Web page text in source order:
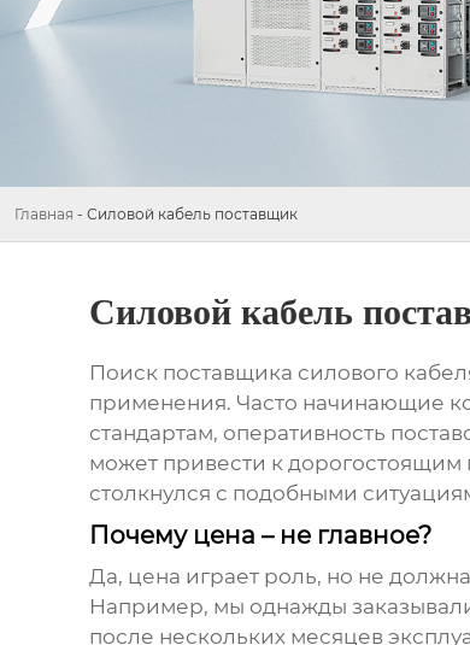
Главная - Силовой кабель поставщик
Силовой кабель
Поиск поставщика силового
применения. Часто начинающие
стандартам, оперативность
может привести к дорогостоящим
столкнулся с подобными
Почему цена – не главное?
Да, цена играет роль, но не
Например, мы однажды
после нескольких месяцев